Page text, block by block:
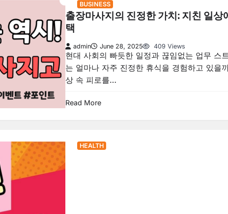
BUSINESS
출장마사지의 진정한 가치: 지친 일상
택
admin June 28, 2025 409 Views
현대 사회의 빠듯한 일정과 끊임없는 업무 스
는 얼마나 자주 진정한 휴식을 경험하고 있을
상 속 피로를…
Read More
HEALTH